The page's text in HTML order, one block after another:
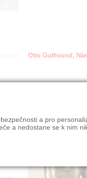
Otto Gutfreund,
a pro
a nedostane se k nim